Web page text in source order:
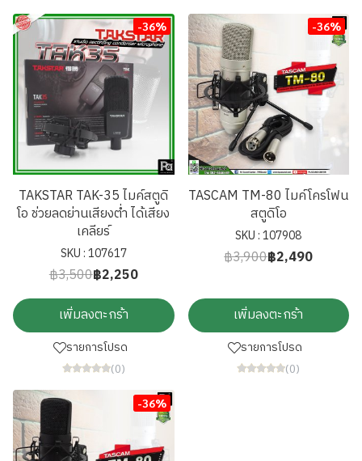
-36%
TAKSTAR TAK-35 ไมค์สตูดิ
โอ ช่วยลดย่านเสียงต่ำ ได้เสียง
เคลียร์
SKU : 107617
฿3,500฿2,250
เพิ่มลงตะกร้า
รายการโปรด
(0)
-36%
TASCAM TM-80 ไมค์โครโฟน
สตูดิโอ
SKU : 107908
฿3,900฿2,490
เพิ่มลงตะกร้า
รายการโปรด
(0)
-36%